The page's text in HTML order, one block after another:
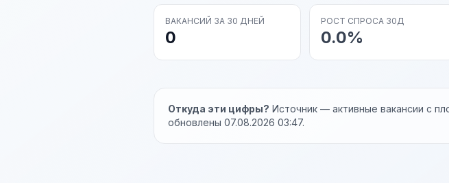
ВАКАНСИЙ ЗА 30 ДНЕЙ
0
РОСТ СПРОСА 30Д
0.0%
Откуда эти цифры? Источник — активные вакансии с
обновлены 07.08.2026 03:47.